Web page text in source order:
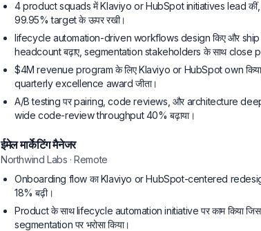
4 product squads में Klaviyo or HubSpot initiatives lead
99.95% target के ऊपर रखी।
lifecycle automation-driven workflows design किए और ship
headcount बढ़ाए, segmentation stakeholders के साथ close
$4M revenue program के लिए Klaviyo or HubSpot own
quarterly excellence award जीता।
A/B testing पर pairing, code reviews, और architecture
wide code-review throughput 40% बढ़ाया।
ईमेल मार्केटिंग मैनेजर
Northwind Labs · Remote
Onboarding flow का Klaviyo or HubSpot-centered
18% बढ़ी।
Product के साथ lifecycle automation initiative पर काम किया
segmentation पर भरोसा किया।